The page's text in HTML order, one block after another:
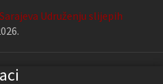
Udruženju slijepih